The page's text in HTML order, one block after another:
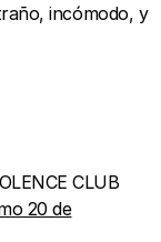
incómodo, y
CLUB
20 de